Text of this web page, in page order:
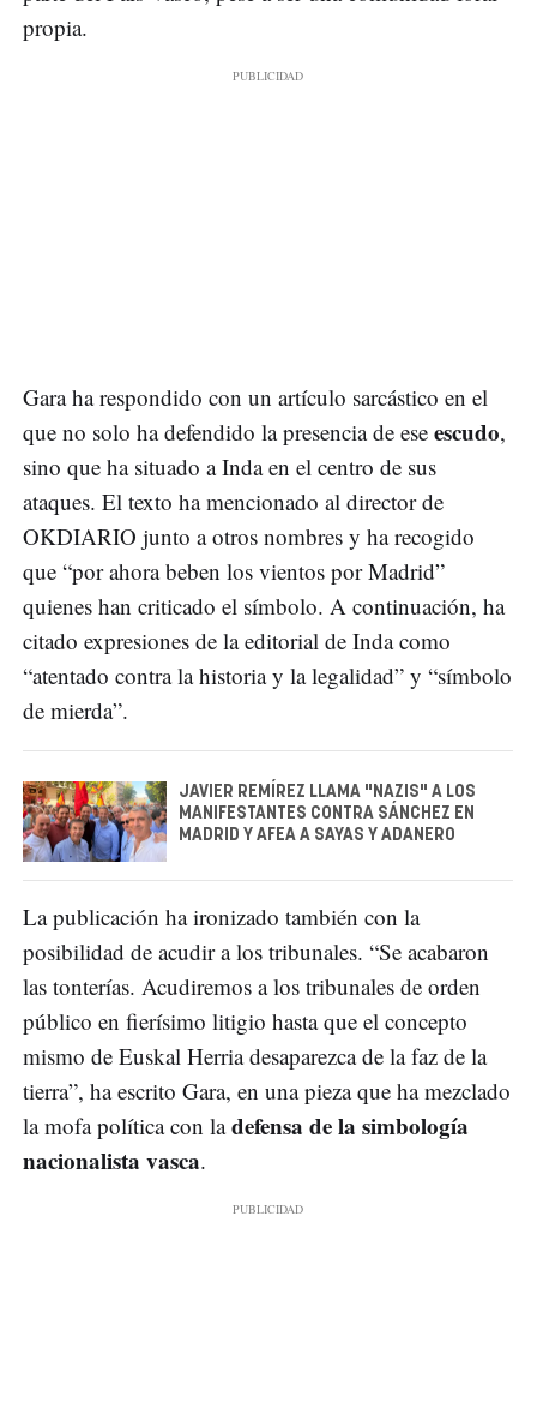
propia.
Gara ha respondido con un artículo sarcástico en el
que no solo ha defendido la presencia de ese escudo,
sino que ha situado a Inda en el centro de sus
ataques. El texto ha mencionado al director de
OKDIARIO junto a otros nombres y ha recogido
que “por ahora beben los vientos por Madrid”
quienes han criticado el símbolo. A continuación, ha
citado expresiones de la editorial de Inda como
“atentado contra la historia y la legalidad” y “símbolo
de mierda”.
JAVIER REMÍREZ LLAMA "NAZIS" A LOS
MANIFESTANTES CONTRA SÁNCHEZ EN
MADRID Y AFEA A SAYAS Y ADANERO
La publicación ha ironizado también con la
posibilidad de acudir a los tribunales. “Se acabaron
las tonterías. Acudiremos a los tribunales de orden
público en fierísimo litigio hasta que el concepto
mismo de Euskal Herria desaparezca de la faz de la
tierra”, ha escrito Gara, en una pieza que ha mezclado
la mofa política con ladefensa de la simbología
nacionalista vasca.